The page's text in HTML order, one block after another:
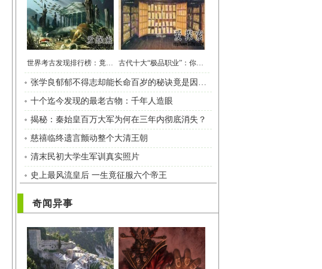
世界考古发现排行榜：竟没有中国 古代十大“极品职业”：你想入职哪行？
十个迄今发现的最老古物：千年人造眼
揭秘：秦始皇百万大军为何在三年内彻底消失？
慈禧临终遗言颤动整个大清王朝
清末民初大学生军训真实照片
史上最风流皇后 一生竟征服六个帝王
奇闻异事